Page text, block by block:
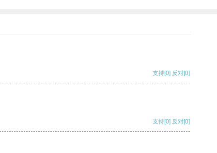
支持[0] 反对[0]
支持[0] 反对[0]